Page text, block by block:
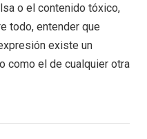
o el contenido tóxico,
todo, entender que
existe un
como el de cualquier otra